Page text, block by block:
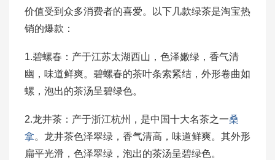
价值受到众多消费者的喜爱。以下几款绿茶是淘宝热
销的爆款：
1.碧螺春：产于江苏太湖西山，色泽嫩绿，香气清
幽，味道鲜爽。碧螺春的茶叶条索紧结，外形卷曲如
螺，泡出的茶汤呈碧绿色。
2.龙井茶：产于浙江杭州，是中国十大名茶之一桑
拿。龙井茶色泽翠绿，香气清高，味道鲜爽。其外形
扁平光滑，色泽翠绿，泡出的茶汤呈碧绿色。